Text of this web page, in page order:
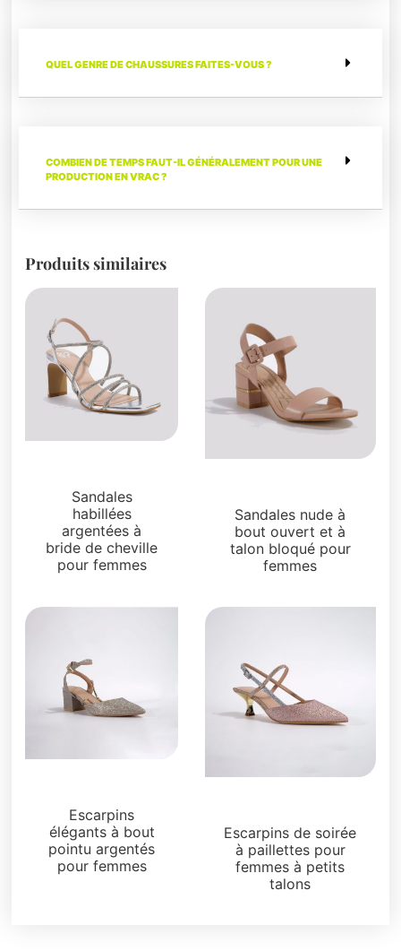
QUEL GENRE DE CHAUSSURES FAITES-VOUS ?
COMBIEN DE TEMPS FAUT-IL GÉNÉRALEMENT POUR UNE
PRODUCTION EN VRAC ?
Produits similaires
Sandales
habillées
argentées à
bride de cheville
pour femmes
Sandales nude à
bout ouvert et à
talon bloqué pour
femmes
Escarpins
élégants à bout
pointu argentés
pour femmes
Escarpins de soirée
à paillettes pour
femmes à petits
talons